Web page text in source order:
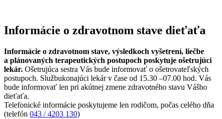
Informácie o zdravotnom stave dieťaťa
Informácie o zdravotnom stave, výsledkoch vyšetrení, liečbe
a plánovaných terapeutických postupoch poskytuje ošetrujúci
lekár. Ošetrujúca sestra Vás bude informovať o ošetrovateľských
postupoch. Službukonajúci lekár v čase od 15.30 –07.00 hod. Vás
bude informovať len pri akútnej zmene zdravotného stavu Vášho
dieťaťa.
Telefonické informácie poskytujeme len rodičom, počas celého dňa
(telefón 043 / 4203 130)